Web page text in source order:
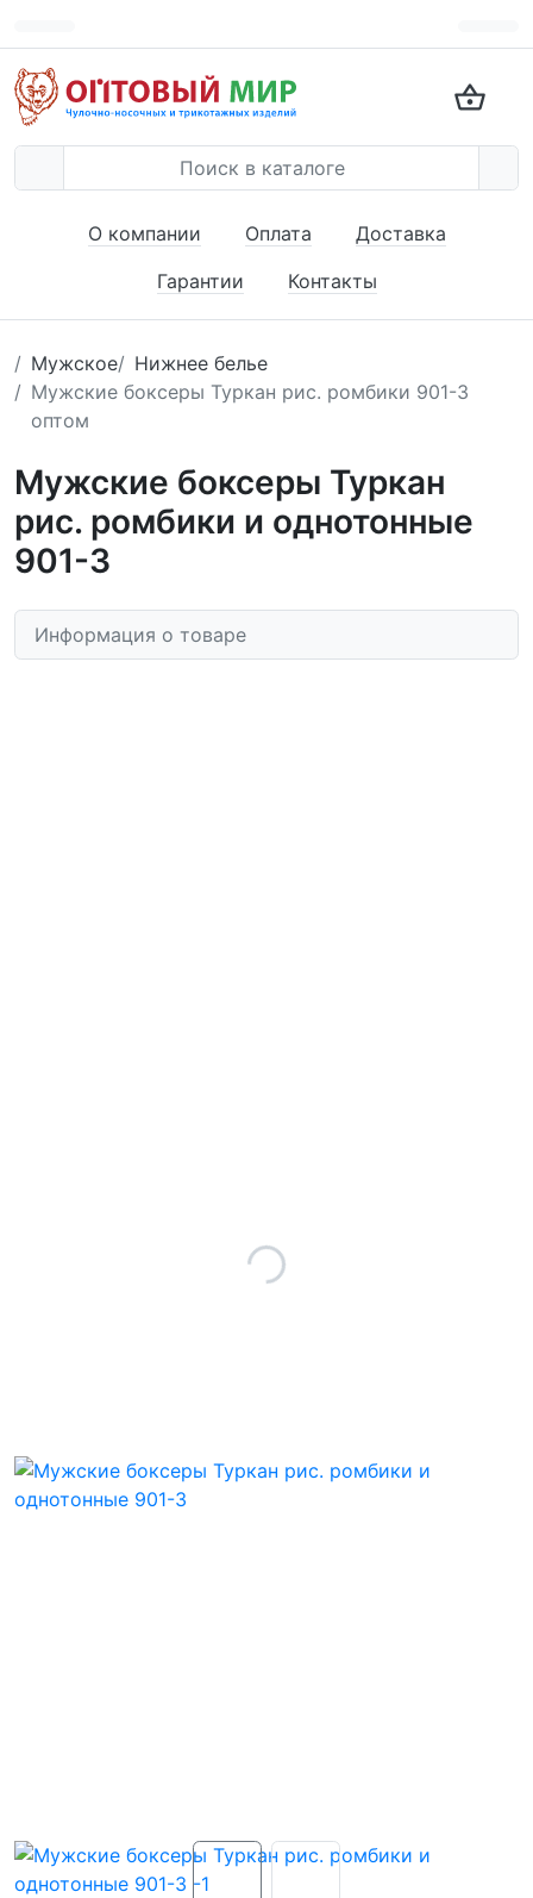
О компании Оплата
Доставка
Гарантии
Контакты
Мужское
Нижнее белье
Мужские боксеры Туркан рис. ромбики 901-3
оптом
Мужские боксеры Туркан
рис. ромбики и однотонные
901-3
Информация о товаре